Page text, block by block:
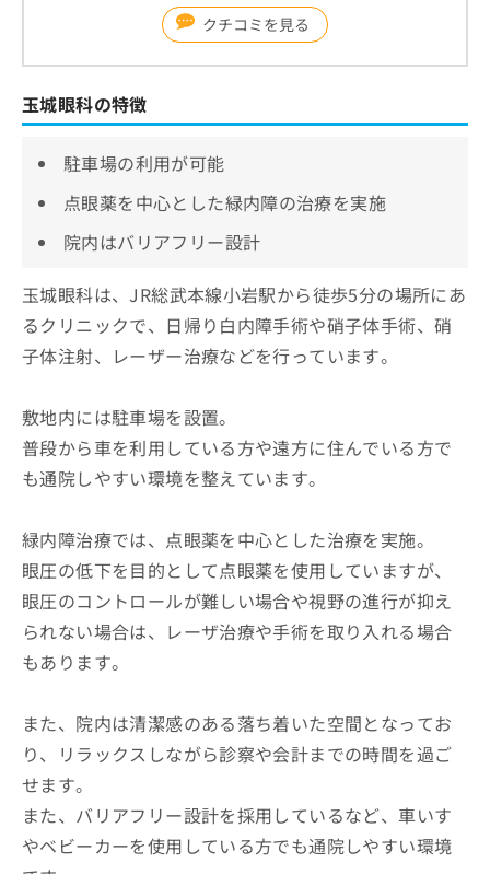
クチコミを見る
玉城眼科の特徴
駐車場の利用が可能
点眼薬を中心とした緑内障の治療を実施
院内はバリアフリー設計
玉城眼科は、JR総武本線小岩駅から徒歩5分の場所にあ
るクリニックで、日帰り白内障手術や硝子体手術、硝
子体注射、レーザー治療などを行っています。
敷地内には駐車場を設置。
普段から車を利用している方や遠方に住んでいる方で
も通院しやすい環境を整えています。
緑内障治療では、点眼薬を中心とした治療を実施。
眼圧の低下を目的として点眼薬を使用していますが、
眼圧のコントロールが難しい場合や視野の進行が抑え
られない場合は、レーザ治療や手術を取り入れる場合
もあります。
また、院内は清潔感のある落ち着いた空間となってお
り、リラックスしながら診察や会計までの時間を過ご
せます。
また、バリアフリー設計を採用しているなど、車いす
やベビーカーを使用している方でも通院しやすい環境